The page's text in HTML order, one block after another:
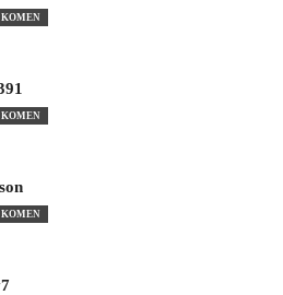
KOMEN
KOMEN
KOMEN